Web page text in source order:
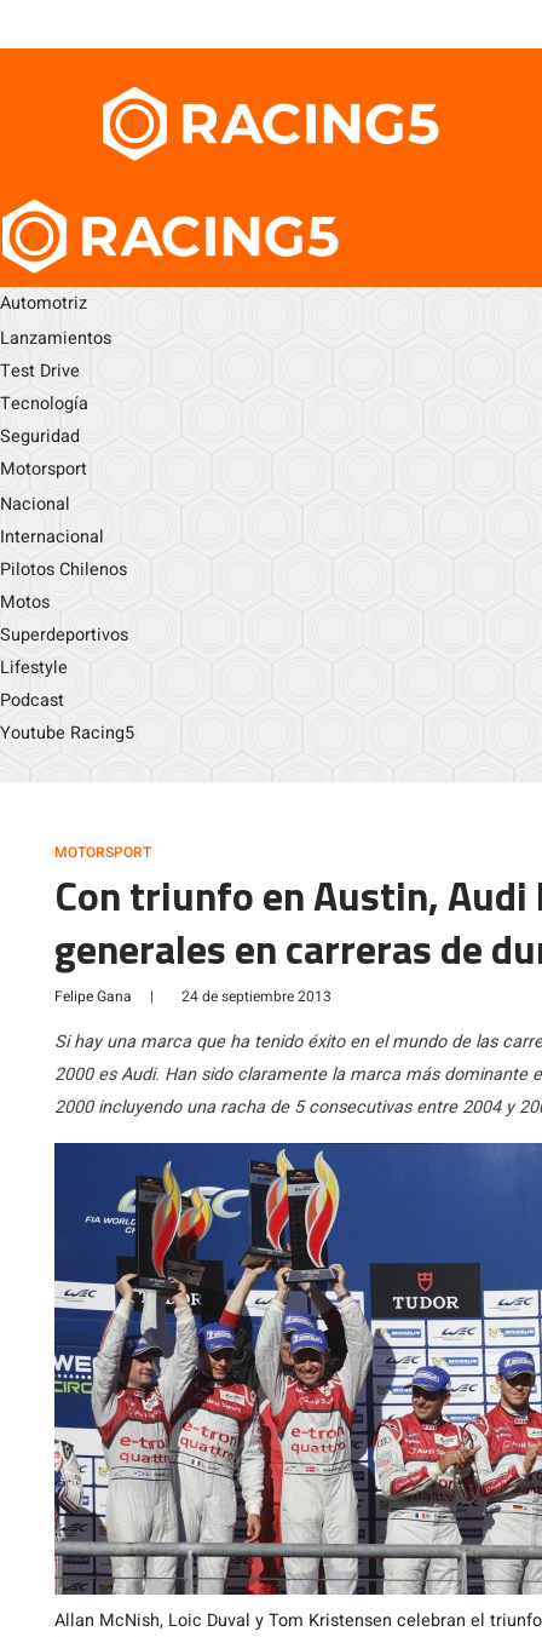
Automotriz
Lanzamientos
Test Drive
Tecnología
Seguridad
Motorsport
Nacional
Internacional
Pilotos Chilenos
Motos
Superdeportivos
Lifestyle
Podcast
Youtube Racing5
MOTORSPORT
Con triunfo en Austin,
generales en carreras de
Felipe Gana | 24 de septiembre 2013
Si hay una marca que ha tenido éxito en el mundo de las
2000 es Audi. Han sido claramente la marca más dominante
2000 incluyendo una racha de 5 consecutivas entre 2004 y
Allan McNish, Loic Duval y Tom Kristensen celebran el